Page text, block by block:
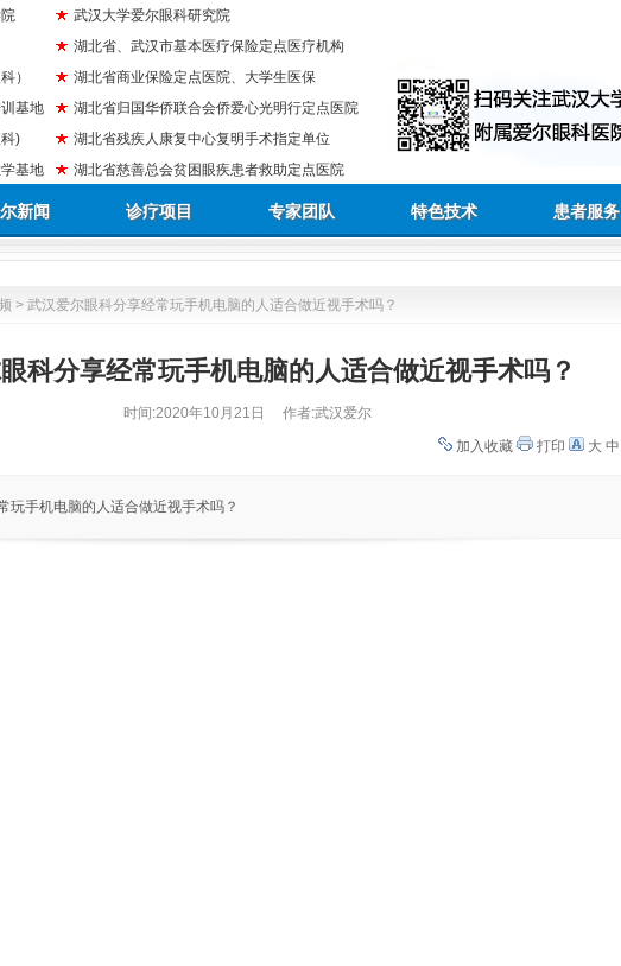
）
基地
)
基地
武汉大学爱尔眼科研究院
湖北省、武汉市基本医疗保险定点医疗机构
湖北省商业保险定点医院、大学生医保
湖北省归国华侨联合会侨爱心光明行定点医院
湖北省残疾人康复中心复明手术指定单位
湖北省慈善总会贫困眼疾患者救助定点医院
新闻 诊疗项目 专家团队 特色技术 患者服务
> 武汉爱尔眼科分享经常玩手机电脑的人适合做近视手术吗？
科分享经常玩手机电脑的人适合做近视手术吗？
时间:2020年10月21日
作者:武汉爱尔
加入收藏
打印 大 中
玩手机电脑的人适合做近视手术吗？